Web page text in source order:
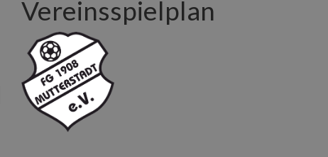
Vereinsspielplan